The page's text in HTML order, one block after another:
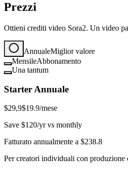
Prezzi
Ottieni crediti video Sora2. Un video
AnnualeMiglior valore
MensileAbbonamento
Una tantum
Starter Annuale
$29,9$19.9/mese
Save $120/yr vs monthly
Fatturato annualmente a $238.8
Per creatori individuali con produzione